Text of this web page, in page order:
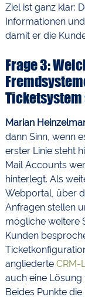
Ziel ist ganz klar:
Informationen
damit er die
Frage 3:
Marian
dann Sinn, wenn
erster Linie steht
Mail Accounts
hinterlegt. Als
Webportal, über
Anfragen stellen
mögliche weitere
Kunden
angliederte CRM-
auch eine Lösung
Beides Punkte die